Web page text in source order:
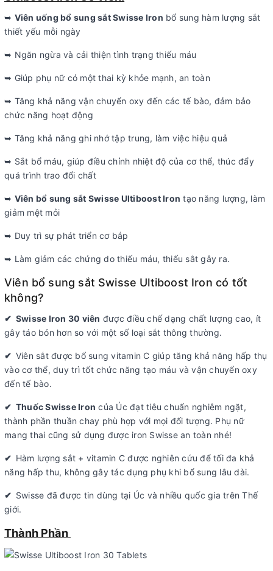
➥ Viên uống bổ sung sắt Swisse Iron bổ sung hàm lượng sắt
thiết yếu mỗi ngày
➥ Ngăn ngừa và cải thiện tình trạng thiếu máu
➥ Giúp phụ nữ có một thai kỳ khỏe mạnh, an toàn
➥ Tăng khả năng vận chuyển oxy đến các tế bào, đảm bảo
chức năng hoạt động
➥ Tăng khả năng ghi nhớ tập trung, làm việc hiệu quả
➥ Sắt bổ máu, giúp điều chỉnh nhiệt độ của cơ thể, thúc đẩy
quá trình trao đổi chất
➥ Viên bổ sung sắt Swisse Ultiboost Iron tạo năng lượng, làm
giảm mệt mỏi
➥ Duy trì sự phát triển cơ bắp
➥ Làm giảm các chứng do thiếu máu, thiếu sắt gây ra.
Viên bổ sung sắt Swisse Ultiboost Iron có tốt
không?
✔ Swisse Iron 30 viên được điều chế dạng chất lượng cao, ít
gây táo bón hơn so với một số loại sắt thông thường.
✔ Viên sắt được bổ sung vitamin C giúp tăng khả năng hấp thụ
vào cơ thể, duy trì tốt chức năng tạo máu và vận chuyển oxy
đến tế bào.
✔ Thuốc Swisse Iron của Úc đạt tiêu chuẩn nghiêm ngặt,
thành phần thuần chay phù hợp với mọi đối tượng. Phụ nữ
mang thai cũng sử dụng được iron Swisse an toàn nhé!
✔ Hàm lượng sắt + vitamin C được nghiên cứu để tối đa khả
năng hấp thu, không gây tác dụng phụ khi bổ sung lâu dài.
✔ Swisse đã được tin dùng tại Úc và nhiều quốc gia trên Thế
giới.
Thành Phần